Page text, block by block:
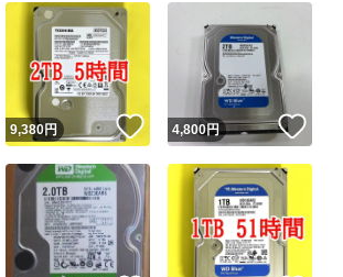
ユーザーの実績に
フリマが定めた一定の基準を満たしたユーザ
取引出品者
安心取引出品者 Yahoo!フリマの基準をクリ
この商品の情報をコ
ね！
9,380円 いいね！
4,800円